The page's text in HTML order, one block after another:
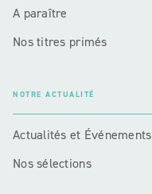
A paraître
Nos titres primés
NOTRE ACTUALITÉ
Actualités et Événements
Nos sélections